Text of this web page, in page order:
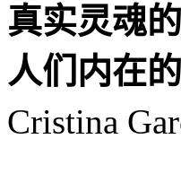
真实灵魂
人们内在
Cristina